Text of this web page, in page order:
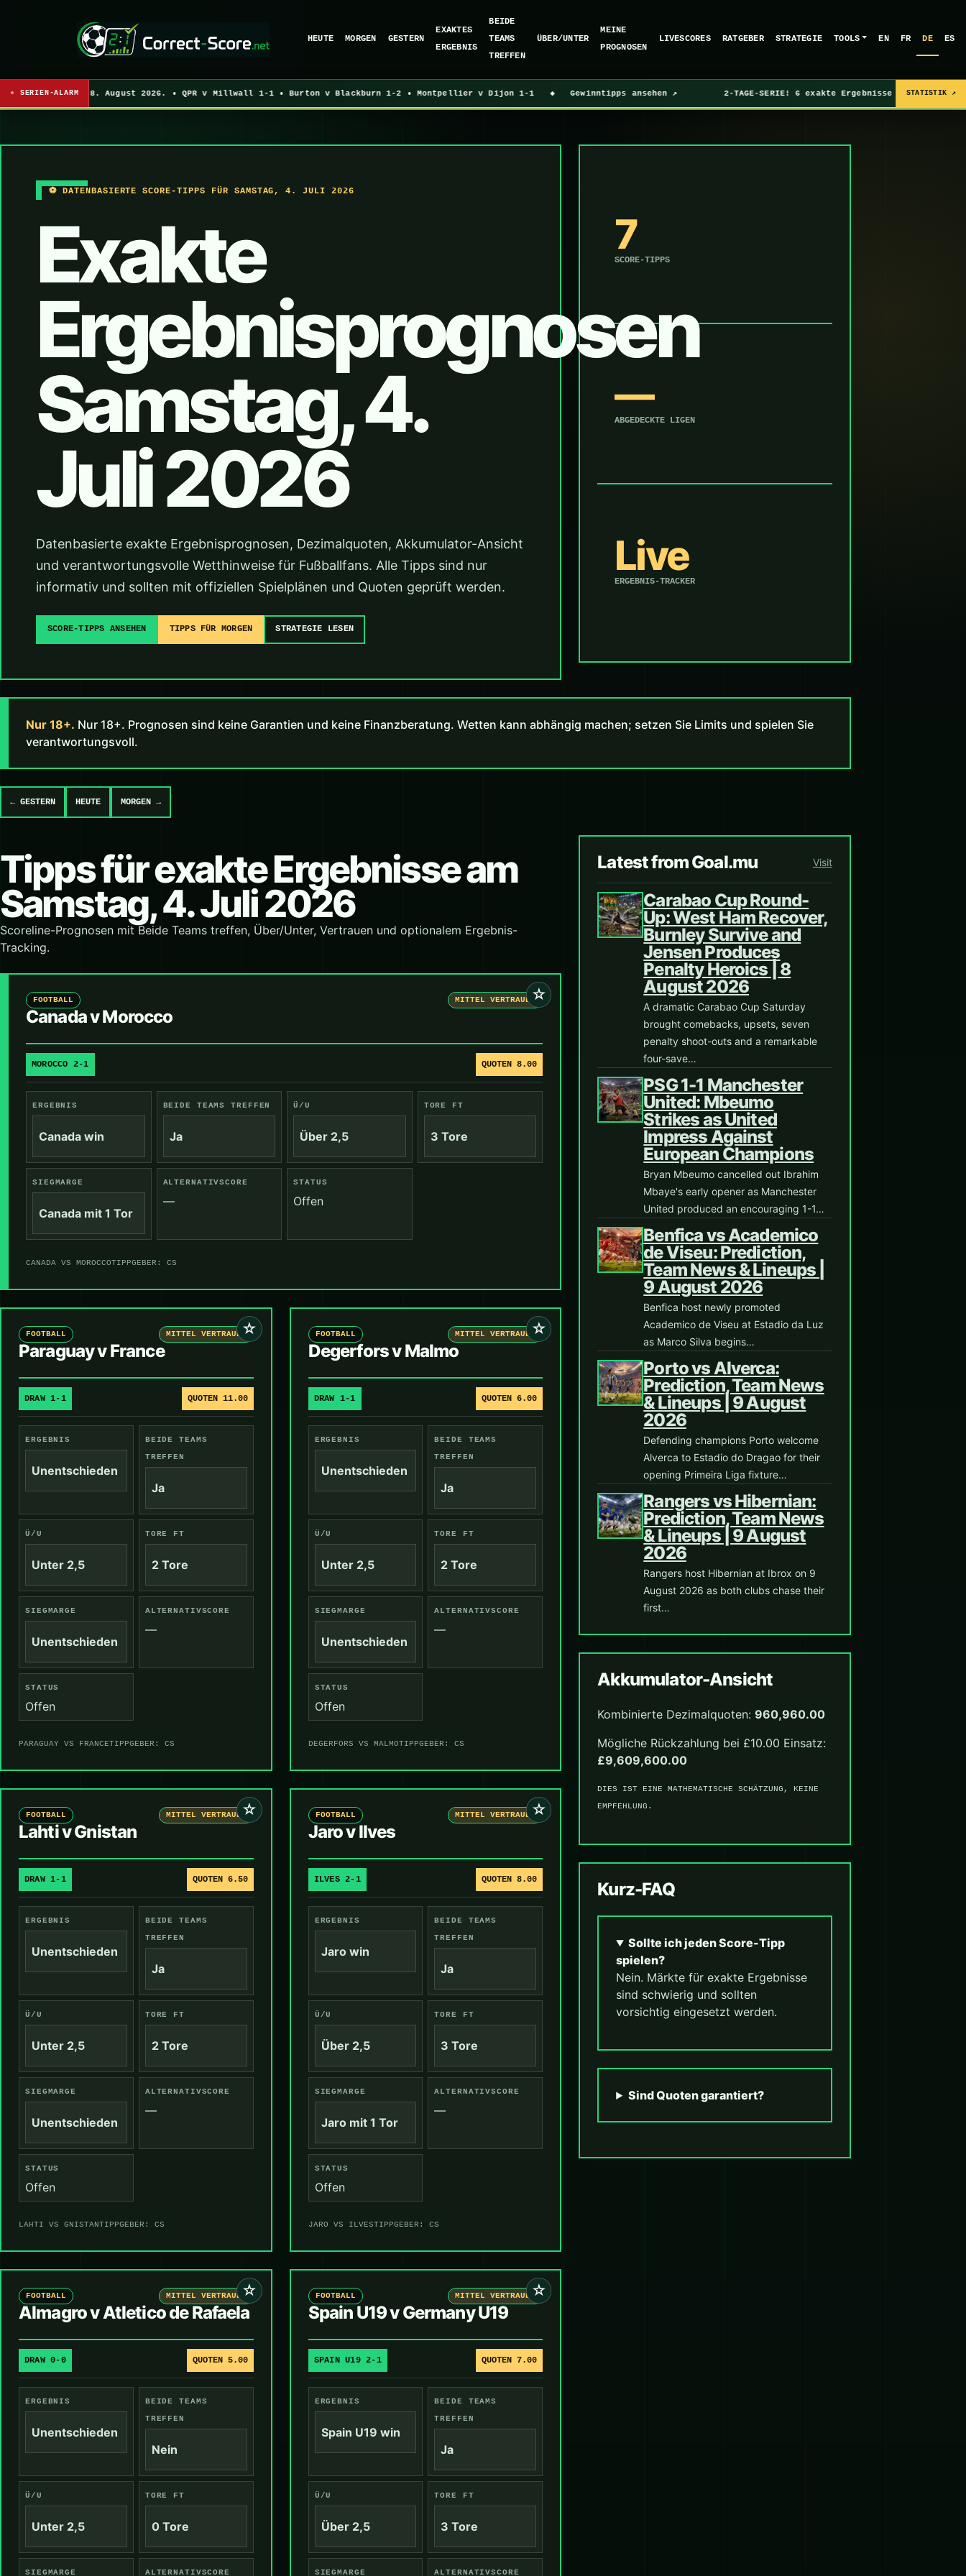
HEUTE MORGEN GESTERN
EXAKTES
ERGEBNIS
BEIDE
TEAMS
TREFFEN
ÜBER/UNTER
MEINE
PROGNOSEN
LIVESCORES RATGEBER STRATEGIE TOOLS EN FR DE ES
SERIEN-ALARM
bis Samstag, 8. August 2026. • QPR v Millwall 1-1 • Burton v Blackburn 1-2 • Montpellier v Dijon 1-1 ◆ Gewinntipps ansehen ↗ 2-TAGE-SERIE! 6 exakte Ergebnisse an STATISTIK ↗
⚽ DATENBASIERTE SCORE-TIPPS FÜR SAMSTAG, 4. JULI 2026
Exakte
Ergebnisprognosen
Samstag, 4.
Juli 2026
Datenbasierte exakte Ergebnisprognosen, Dezimalquoten, Akkumulator-Ansicht
und verantwortungsvolle Wetthinweise für Fußballfans. Alle Tipps sind nur
informativ und sollten mit offiziellen Spielplänen und Quoten geprüft werden.
SCORE-TIPPS ANSEHEN TIPPS FÜR MORGEN STRATEGIE LESEN
7
SCORE-TIPPS
—
ABGEDECKTE LIGEN
Live
ERGEBNIS-TRACKER
Nur 18+. Nur 18+. Prognosen sind keine Garantien und keine Finanzberatung. Wetten kann abhängig machen; setzen Sie Limits und spielen Sie
verantwortungsvoll.
← GESTERN HEUTE MORGEN →
Tipps für exakte Ergebnisse am
Samstag, 4. Juli 2026
Scoreline-Prognosen mit Beide Teams treffen, Über/Unter, Vertrauen und optionalem Ergebnis-
Tracking.
☆
FOOTBALL MITTEL VERTRAUEN
Canada v Morocco
MOROCCO 2-1 QUOTEN 8.00
ERGEBNIS
Canada win
BEIDE TEAMS TREFFEN
Ja
Ü/U
Über 2,5
TORE FT
3 Tore
SIEGMARGE
Canada mit 1 Tor
ALTERNATIVSCORE
—
STATUS
Offen
CANADA VS MOROCCOTIPPGEBER: CS
☆
FOOTBALL MITTEL VERTRAUEN
Paraguay v France
DRAW 1-1 QUOTEN 11.00
ERGEBNIS
Unentschieden
BEIDE TEAMS
TREFFEN
Ja
Ü/U
Unter 2,5
TORE FT
2 Tore
SIEGMARGE
Unentschieden
ALTERNATIVSCORE
—
STATUS
Offen
PARAGUAY VS FRANCETIPPGEBER: CS
☆
FOOTBALL MITTEL VERTRAUEN
Degerfors v Malmo
DRAW 1-1 QUOTEN 6.00
ERGEBNIS
Unentschieden
BEIDE TEAMS
TREFFEN
Ja
Ü/U
Unter 2,5
TORE FT
2 Tore
SIEGMARGE
Unentschieden
ALTERNATIVSCORE
—
STATUS
Offen
DEGERFORS VS MALMOTIPPGEBER: CS
☆
FOOTBALL MITTEL VERTRAUEN
Lahti v Gnistan
DRAW 1-1 QUOTEN 6.50
ERGEBNIS
Unentschieden
BEIDE TEAMS
TREFFEN
Ja
Ü/U
Unter 2,5
TORE FT
2 Tore
SIEGMARGE
Unentschieden
ALTERNATIVSCORE
—
STATUS
Offen
LAHTI VS GNISTANTIPPGEBER: CS
☆
FOOTBALL MITTEL VERTRAUEN
Jaro v Ilves
ILVES 2-1 QUOTEN 8.00
ERGEBNIS
Jaro win
BEIDE TEAMS
TREFFEN
Ja
Ü/U
Über 2,5
TORE FT
3 Tore
SIEGMARGE
Jaro mit 1 Tor
ALTERNATIVSCORE
—
STATUS
Offen
JARO VS ILVESTIPPGEBER: CS
☆
FOOTBALL MITTEL VERTRAUEN
Almagro v Atletico de Rafaela
DRAW 0-0 QUOTEN 5.00
ERGEBNIS
Unentschieden
BEIDE TEAMS
TREFFEN
Nein
Ü/U
Unter 2,5
TORE FT
0 Tore
SIEGMARGE ALTERNATIVSCORE
☆
FOOTBALL MITTEL VERTRAUEN
Spain U19 v Germany U19
SPAIN U19 2-1 QUOTEN 7.00
ERGEBNIS
Spain U19 win
BEIDE TEAMS
TREFFEN
Ja
Ü/U
Über 2,5
TORE FT
3 Tore
SIEGMARGE ALTERNATIVSCORE
Latest from Goal.mu Visit
Carabao Cup Round-
Up: West Ham Recover,
Burnley Survive and
Jensen Produces
Penalty Heroics | 8
August 2026
A dramatic Carabao Cup Saturday
brought comebacks, upsets, seven
penalty shoot-outs and a remarkable
four-save…
PSG 1-1 Manchester
United: Mbeumo
Strikes as United
Impress Against
European Champions
Bryan Mbeumo cancelled out Ibrahim
Mbaye's early opener as Manchester
United produced an encouraging 1-1…
Benfica vs Academico
de Viseu: Prediction,
Team News & Lineups |
9 August 2026
Benfica host newly promoted
Academico de Viseu at Estadio da Luz
as Marco Silva begins…
Porto vs Alverca:
Prediction, Team News
& Lineups | 9 August
2026
Defending champions Porto welcome
Alverca to Estadio do Dragao for their
opening Primeira Liga fixture…
Rangers vs Hibernian:
Prediction, Team News
& Lineups | 9 August
2026
Rangers host Hibernian at Ibrox on 9
August 2026 as both clubs chase their
first…
Akkumulator-Ansicht
Kombinierte Dezimalquoten:960,960.00
Mögliche Rückzahlung bei £10.00 Einsatz:
£9,609,600.00
DIES IST EINE MATHEMATISCHE SCHÄTZUNG, KEINE
EMPFEHLUNG.
Kurz-FAQ
Sollte ich jeden Score-Tipp
spielen?
Nein. Märkte für exakte Ergebnisse
sind schwierig und sollten
vorsichtig eingesetzt werden.
Sind Quoten garantiert?